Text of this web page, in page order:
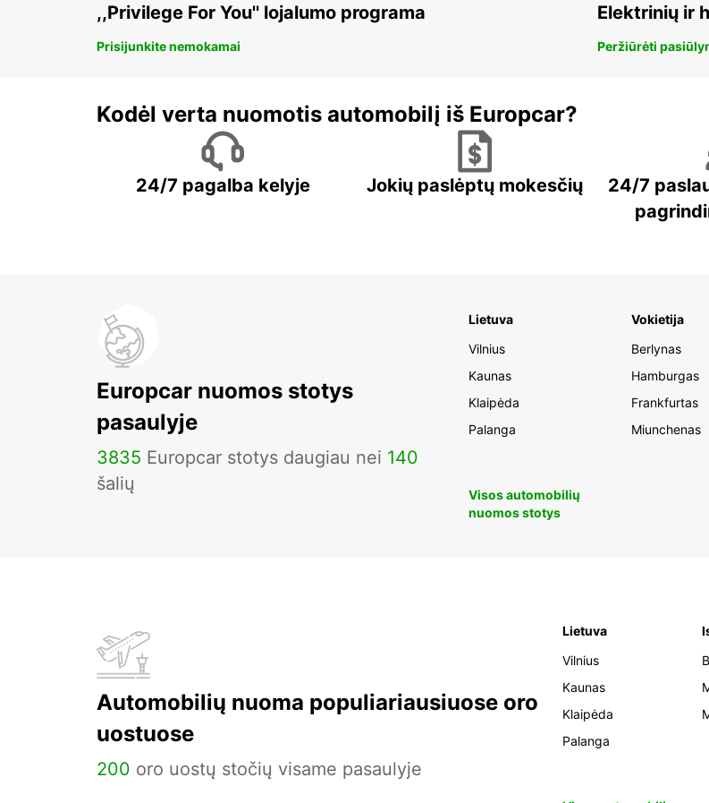
,,Privilege For You'' lojalumo programa
Prisijunkite nemokamai
Elektrinių ir
Peržiūrėti
Kodėl verta nuomotis automobilį iš Europcar?
24/7 pagalba kelyje Jokių paslėptų mokesčių
24/7
Europcar nuomos stotys
pasaulyje
3835 Europcar stotys daugiau nei 140
šalių
Lietuva
Vilnius
Kaunas
Klaipėda
Palanga
Vokietija
Berlynas
Hamburgas
Frankfurtas
Miunchenas
Visos automobilių
nuomos stotys
Automobilių nuoma populiariausiuose oro
uostuose
200 oro uostų stočių visame pasaulyje
Lietuva
Vilnius
Kaunas
Klaipėda
Palanga